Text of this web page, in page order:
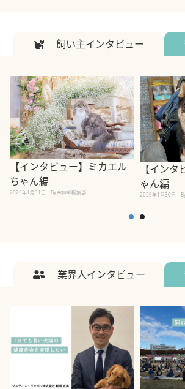
飼い主インタビュー
【インタビュー】ミカエル
ちゃん編
2025年1月31日 By equall編集部
【イン
ゃん編
2025年1月30日
業界人インタビュー